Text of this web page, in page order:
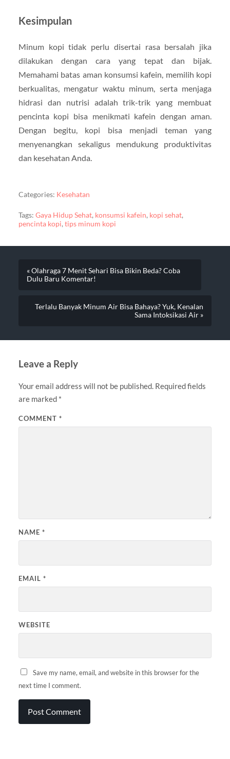
Kesimpulan
Minum kopi tidak perlu disertai rasa bersalah jika
dilakukan dengan cara yang tepat dan bijak.
Memahami batas aman konsumsi kafein, memilih kopi
berkualitas, mengatur waktu minum, serta menjaga
hidrasi dan nutrisi adalah trik-trik yang membuat
pencinta kopi bisa menikmati kafein dengan aman.
Dengan begitu, kopi bisa menjadi teman yang
menyenangkan sekaligus mendukung produktivitas
dan kesehatan Anda.
Categories: Kesehatan
Tags: Gaya Hidup Sehat, konsumsi kafein, kopi sehat,
pencinta kopi,tips minum kopi
« Olahraga 7 Menit Sehari Bisa Bikin Beda? Coba
Dulu Baru Komentar!
Terlalu Banyak Minum Air Bisa Bahaya? Yuk, Kenalan
Sama Intoksikasi Air »
Leave a Reply
Your email address will not be published. Required fields
are marked *
COMMENT *
NAME *
EMAIL *
WEBSITE
Save my name, email, and website in this browser for the
next time I comment.